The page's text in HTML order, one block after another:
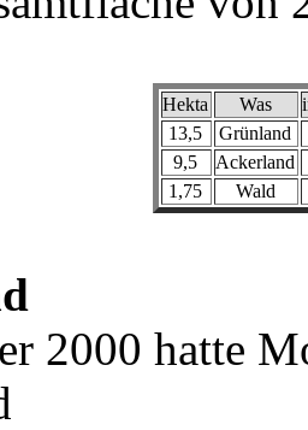
Hekta Was
13,5
Grünland
9,5
Ackerland
1,75
Wald
2000 hatte